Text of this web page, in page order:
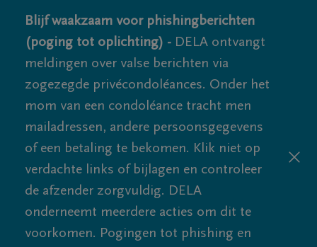
Blijf waakzaam voor phishingberichten
(poging tot oplichting) - DELA ontvangt
meldingen over valse berichten via
zogezegde privécondoléances. Onder het
mom van een condoléance tracht men
mailadressen, andere persoonsgegevens
of een betaling te bekomen. Klik niet op
verdachte links of bijlagen en controleer
de afzender zorgvuldig. DELA
onderneemt meerdere acties om dit te
voorkomen. Pogingen tot phishing en